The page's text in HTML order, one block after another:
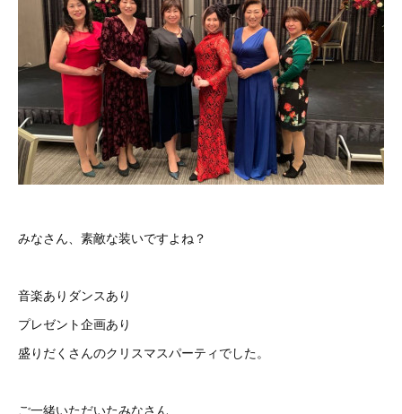
みなさん、素敵な装いですよね？
音楽ありダンスあり
プレゼント企画あり
盛りだくさんのクリスマスパーティでした。
ご一緒いただいたみなさん